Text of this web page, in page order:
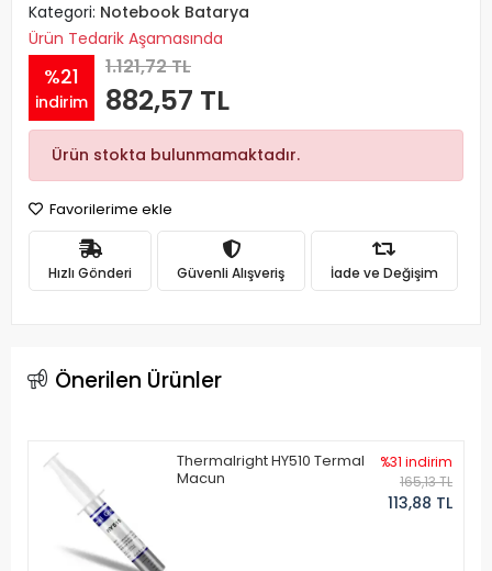
Kategori: Notebook Batarya
Ürün Tedarik Aşamasında
%21
indirim
1.121,72 TL
882,57 TL
Ürün stokta bulunmamaktadır.
Favorilerime ekle
Hızlı Gönderi Güvenli Alışveriş İade ve Değişim
Önerilen Ürünler
Thermalright HY510 Termal
Macun
%31 indirim
165,13 TL
113,88 TL